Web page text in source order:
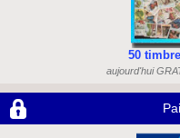
50
aujourd'hui